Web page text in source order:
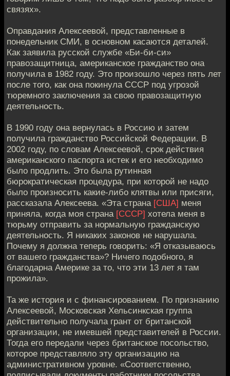
связях».
Оправдания Алексеевой, представленные в
понедельник СМИ, в основном касаются деталей.
Как заявила русской службе «Би-би-си»
правозащитница, американское гражданство она
получила в 1982 году. Это произошло через пять лет
после того, как она покинула СССР под угрозой
тюремного заключения за свою правозащитную
деятельность.
В 1990 году она вернулась в Россию и затем
получила гражданство Российской Федерации. В
2002 году, по словам Алексеевой, срок действия
американского паспорта истек и его необходимо
было продлить. Это была рутинная
бюрократическая процедура, при которой не надо
было произносить какие-либо клятвы или присяги,
рассказала Алексеева. «Эта страна [США] меня
приняла, когда моя страна [СССР] хотела меня в
тюрьму отправить за нормальную гражданскую
деятельность. Я никаких законов не нарушала.
Почему я должна теперь говорить: «Я отказываюсь
от вашего гражданства»? Ничего подобного, я
благодарна Америке за то, что эти 13 лет я там
прожила».
Та же история и с финансированием. По признанию
Алексеевой, Московская Хельсинкская группа
действительно получала грант от британской
организации, не имевшей представителей в России.
Тогда его передали через британское посольство,
которое представляло эту организацию на
административном уровне. «Соответственно,